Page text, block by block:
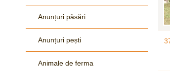
Anunțuri păsări
Anunțuri pești
Animale de ferma